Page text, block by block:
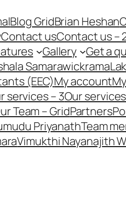
Blog GridBrian Heshan
Contact usContact us –
Gallery Get a
Samarawickrama
(EEC)My account
services – 3Our
Team – GridPartners
PriyanathTeam
Vimukthi Nayanajith